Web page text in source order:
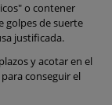
o contener
golpes de suerte
justificada.
y acotar en el
conseguir el